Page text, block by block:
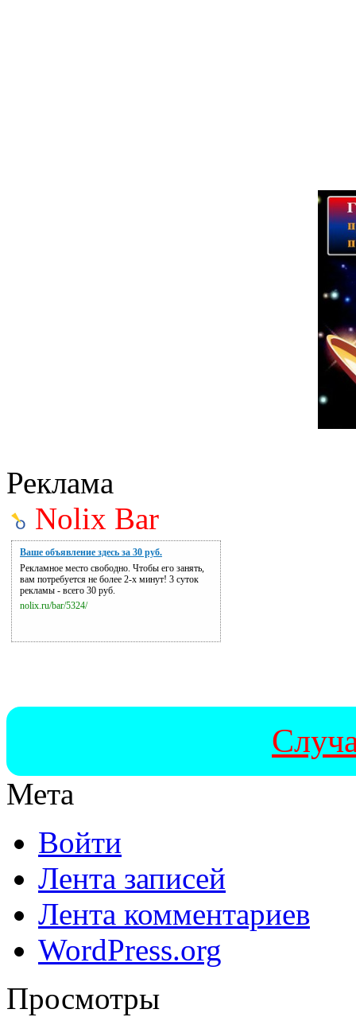
Реклама
Nolix Bar
Ваше объявление здесь за 30 руб.
Рекламное место свободно. Чтобы его занять,
вам потребуется не более 2-х минут! 3 суток
рекламы - всего 30 руб.
nolix.ru/bar/5324/
Мета
Войти
Лента записей
Лента комментариев
WordPress.org
Просмотры